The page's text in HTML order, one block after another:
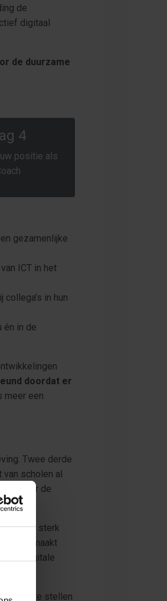
de
digitaal
de duurzame
4
positie als
gezamenlijke
ICT in het
in hun
én in de
doordat er
meer een
Twee derde
scholen al
maar de
is sterk
maakt
van digitale
aan te stellen